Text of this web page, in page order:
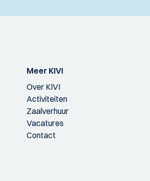
Meer KIVI
Over KIVI
Activiteiten
Zaalverhuur
Vacatures
Contact